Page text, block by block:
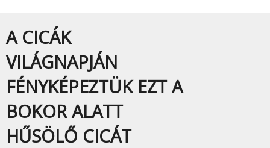
A CICÁK
VILÁGNAPJÁN
FÉNYKÉPEZTÜK EZT A
BOKOR ALATT
HŰSÖLŐ CICÁT